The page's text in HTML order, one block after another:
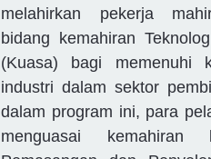
melahirkan pekerja
bidang kemahiran
(Kuasa) bagi memenuhi
industri dalam sektor
dalam program ini, para
menguasai kemahiran